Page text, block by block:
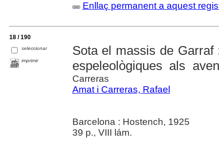
Enllaç permanent a aquest
18 / 190
seleccionar
imprimir
Sota el massis de
espeleològiques als
Carreras
Amat i Carreras, Rafael
Barcelona : Hostench, 1925
39 p., VIII lám.